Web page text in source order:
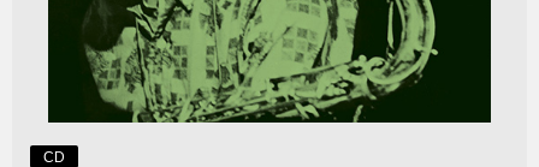
CD